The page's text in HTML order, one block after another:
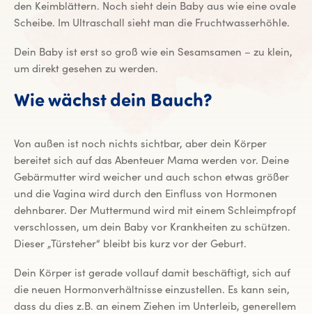
den Keimblättern. Noch sieht dein Baby aus wie eine ovale
Scheibe. Im Ultraschall sieht man die Fruchtwasserhöhle.
Dein Baby ist erst so groß wie ein Sesamsamen – zu klein,
um direkt gesehen zu werden.
Wie wächst dein Bauch?
Von außen ist noch nichts sichtbar, aber dein Körper
bereitet sich auf das Abenteuer Mama werden vor. Deine
Gebärmutter wird weicher und auch schon etwas größer
und die Vagina wird durch den Einfluss von Hormonen
dehnbarer. Der Muttermund wird mit einem Schleimpfropf
verschlossen, um dein Baby vor Krankheiten zu schützen.
Dieser „Türsteher“ bleibt bis kurz vor der Geburt.
Dein Körper ist gerade vollauf damit beschäftigt, sich auf
die neuen Hormonverhältnisse einzustellen. Es kann sein,
dass du dies z.B. an einem Ziehen im Unterleib, generellem